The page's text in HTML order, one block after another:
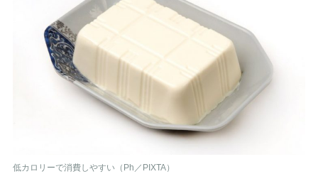
低カロリーで消費しやすい（Ph／PIXTA）